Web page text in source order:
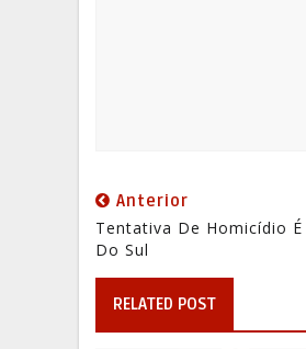
Anterior
Tentativa De Homicídio
Do Sul
RELATED POST